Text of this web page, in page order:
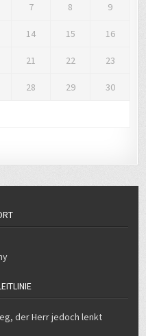
7 8 9
14 15 16
21 22 23
28 29 30
der Herr jedoch lenkt